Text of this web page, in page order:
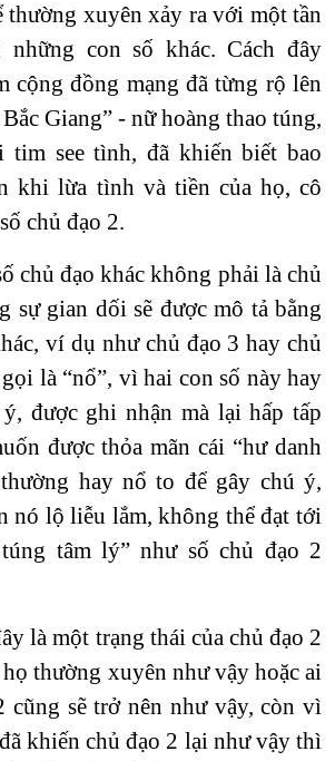
thường xuyên xảy ra với một tần
những con số khác. Cách đây
cộng đồng mạng đã từng rộ lên
Giang” - nữ hoàng thao túng,
tim see tình, đã khiến biết bao
khi lừa tình và tiền của họ, cô
số chủ đạo 2.
chủ đạo khác không phải là chủ
sự gian dối sẽ được mô tả bằng
ví dụ như chủ đạo 3 hay chủ
là “nổ”, vì hai con số này hay
được ghi nhận mà lại hấp tấp
được thỏa mãn cái “hư danh
hay nổ to để gây chú ý,
nó lộ liễu lắm, không thể đạt tới
tâm lý” như số chủ đạo 2
là một trạng thái của chủ đạo 2
thường xuyên như vậy hoặc ai
cũng sẽ trở nên như vậy, còn vì
khiến chủ đạo 2 lại như vậy thì